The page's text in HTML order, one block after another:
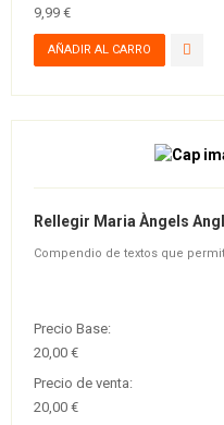
9,99 €
Rellegir Maria Àngels
Compendio de textos que
Precio Base:
20,00 €
Precio de venta:
20,00 €